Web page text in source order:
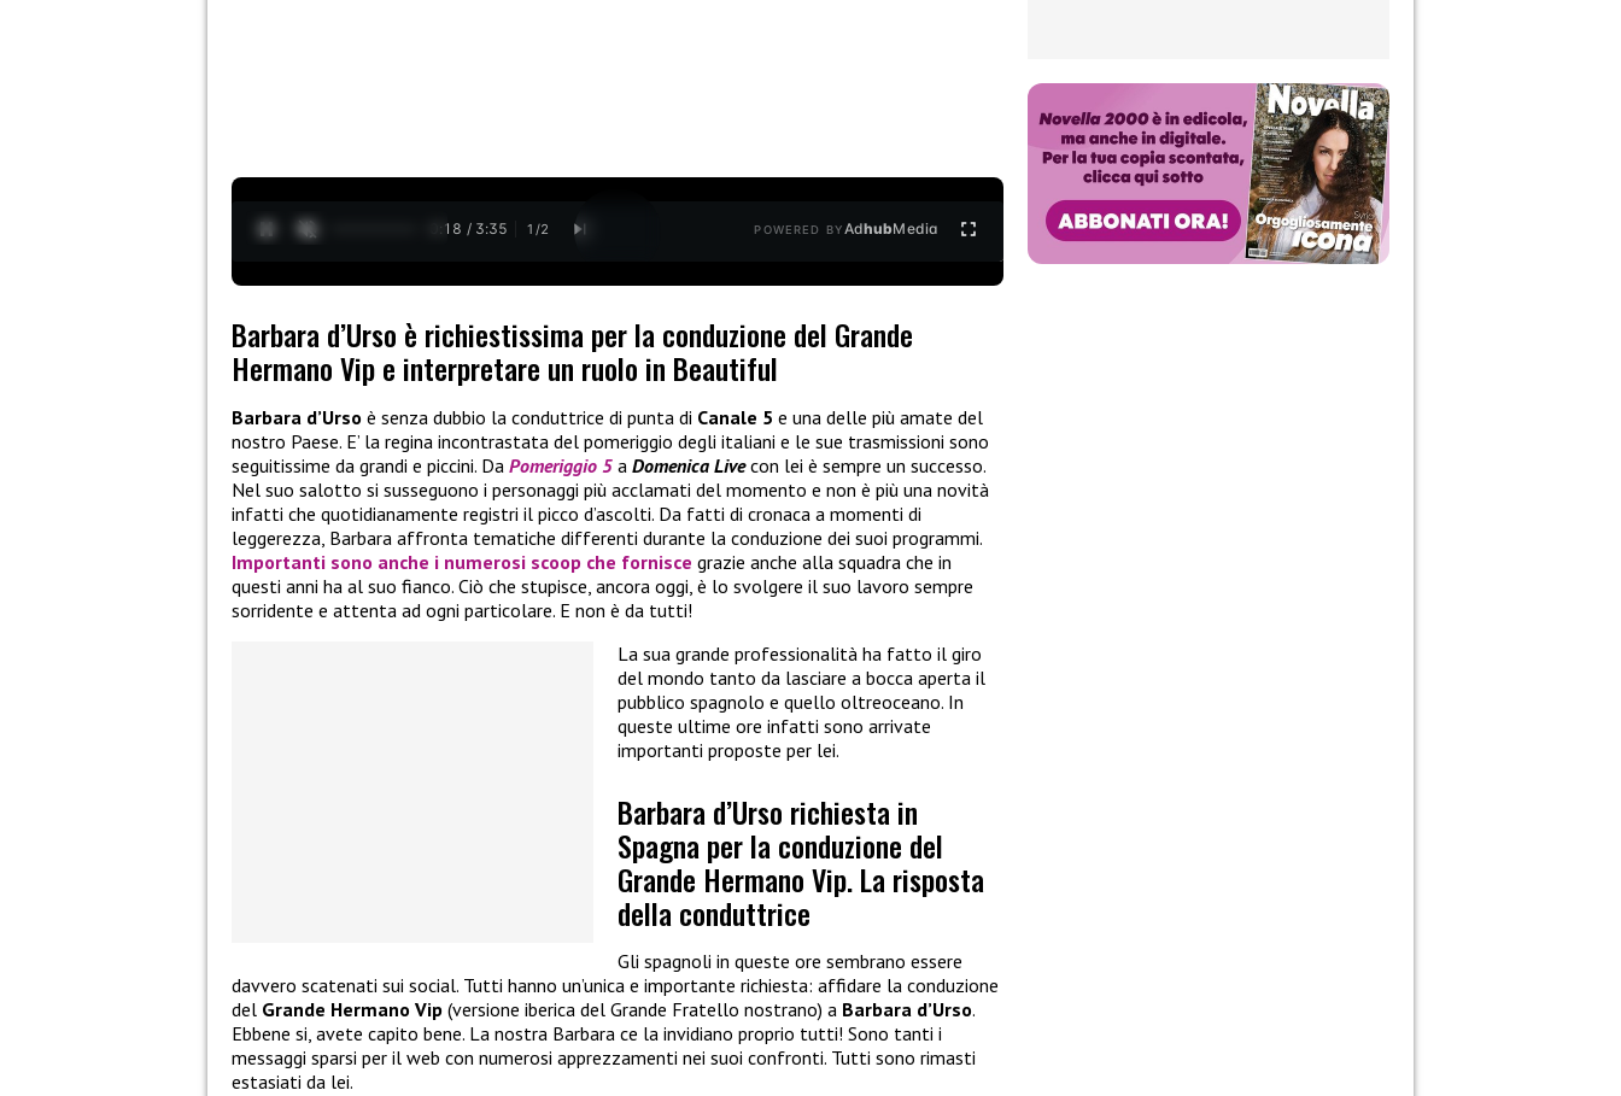
0:19 / 3:35 1 /2 POWERED BYAdhubMedia
Barbara d’Urso è richiestissima per la conduzione del Grande
Hermano Vip e interpretare un ruolo in Beautiful
Barbara d’Urso è senza dubbio la conduttrice di punta di Canale 5 e una delle più amate del
nostro Paese. E’ la regina incontrastata del pomeriggio degli italiani e le sue trasmissioni sono
seguitissime da grandi e piccini. Da Pomeriggio 5 a Domenica Livecon lei è sempre un successo.
Nel suo salotto si susseguono i personaggi più acclamati del momento e non è più una novità
infatti che quotidianamente registri il picco d’ascolti. Da fatti di cronaca a momenti di
leggerezza, Barbara affronta tematiche differenti durante la conduzione dei suoi programmi.
Importanti sono anche i numerosi scoop che fornisce grazie anche alla squadra che in
questi anni ha al suo fianco. Ciò che stupisce, ancora oggi, è lo svolgere il suo lavoro sempre
sorridente e attenta ad ogni particolare. E non è da tutti!
La sua grande professionalità ha fatto il giro
del mondo tanto da lasciare a bocca aperta il
pubblico spagnolo e quello oltreoceano. In
queste ultime ore infatti sono arrivate
importanti proposte per lei.
Barbara d’Urso richiesta in
Spagna per la conduzione del
Grande Hermano Vip. La risposta
della conduttrice
Gli spagnoli in queste ore sembrano essere
davvero scatenati sui social. Tutti hanno un’unica e importante richiesta: affidare la conduzione
del Grande Hermano Vip (versione iberica del Grande Fratello nostrano) a Barbara d’Urso.
Ebbene si, avete capito bene. La nostra Barbara ce la invidiano proprio tutti! Sono tanti i
messaggi sparsi per il web con numerosi apprezzamenti nei suoi confronti. Tutti sono rimasti
estasiati da lei.